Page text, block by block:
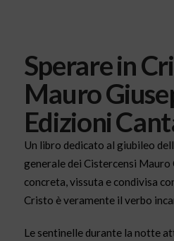
Sperare in
Mauro
Edizioni
Un libro dedicato al giubileo
generale dei Cistercensi
concreta, vissuta e condivisa
Cristo è veramente il verbo
Le sentinelle durante la notte